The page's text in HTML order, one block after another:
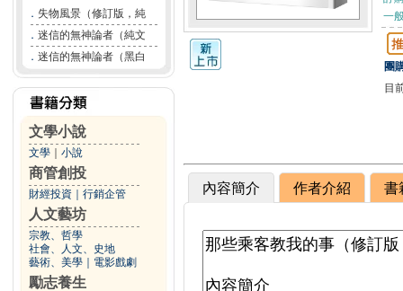
． 失物風景（修訂版，純
． 迷信的無神論者（純文
． 迷信的無神論者（黑白
文學小說
文學 小說
商管創投
財經投資 行銷企管
人文藝坊
宗教、哲學
社會、人文、史地
藝術、美學
電影戲劇
勵志養生
一
團
目
內容簡介 作者介紹 書